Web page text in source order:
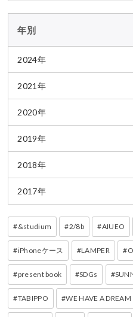
年別
2024年
2021年
2020年
2019年
2018年
2017年
&studium 2/8b AIUEO
iPhoneケース LAMPER
present book SDGs
TABIPPO WE HAVE A DREAM